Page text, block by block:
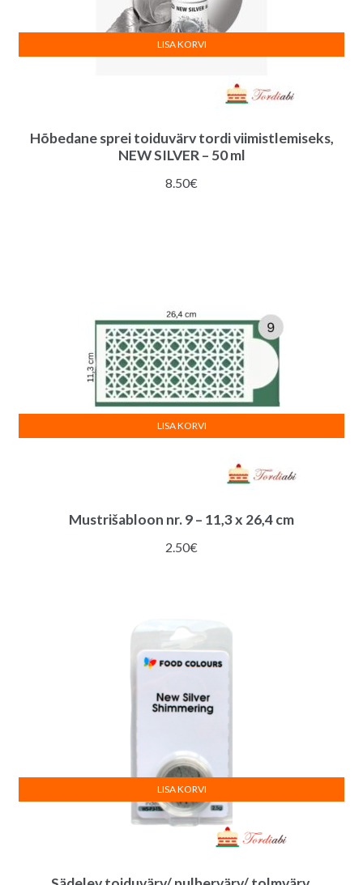
Hõbedane sprei toiduvärv tordi viimistlemiseks,
NEW SILVER – 50 ml
8.50€
LISA KORVI
Mustrišabloon nr. 9 – 11,3 x 26,4 cm
2.50€
LISA KORVI
LISA KORVI